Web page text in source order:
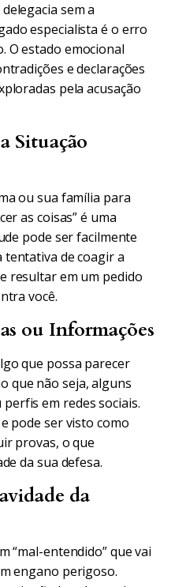
sem a
especialista é o erro
O estado emocional
e declarações
pela acusação
Situação
ou sua família para
as coisas” é uma
pode ser facilmente
de coagir a
resultar em um pedido
você.
ou Informações
que possa parecer
que não seja, alguns
em redes sociais.
pode ser visto como
provas, o que
da sua defesa.
da
“mal-entendido” que vai
engano perigoso.